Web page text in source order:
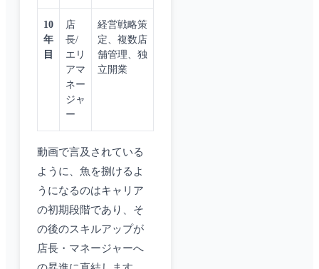
10
年
目
店
長/
エリ
アマ
ネー
ジャ
ー
経営戦略策
定、複数店
舗管理、独
立開業
動画で言及されている
ように、魚を捌けるよ
うになるのはキャリア
の初期段階であり、そ
の後のスキルアップが
店長・マネージャーへ